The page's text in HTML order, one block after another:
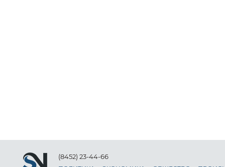
(8452) 23-44-66